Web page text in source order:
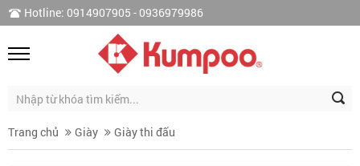
Hotline: 0914907905 - 0936979986
Trang chủ Giày Giày thi đấu